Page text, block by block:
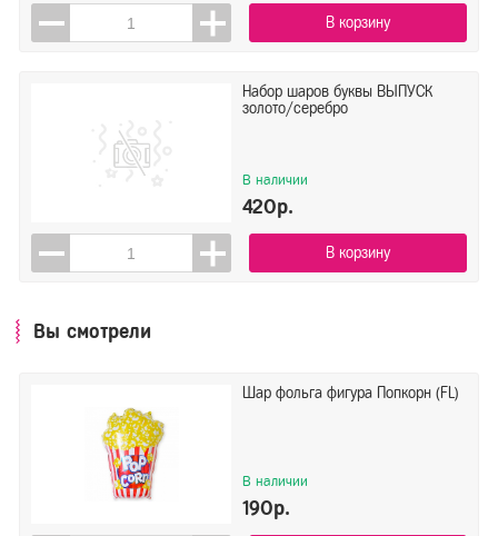
В корзину
Набор шаров буквы ВЫПУСК
золото/серебро
В наличии
420р.
В корзину
Вы смотрели
Шар фольга фигура Попкорн (FL)
В наличии
190р.